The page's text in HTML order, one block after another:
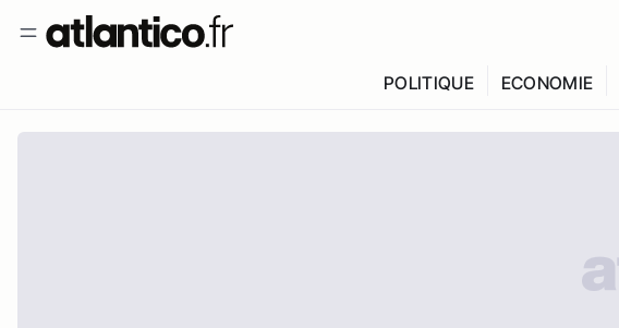
POLITIQUE ECONOMIE